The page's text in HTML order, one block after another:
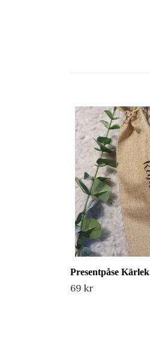
Presentpåse Kärlek
69 kr